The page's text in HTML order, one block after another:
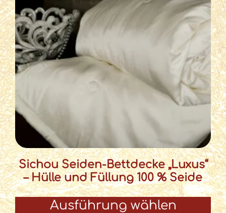
Sichou Seiden-Bettdecke „Luxus“
– Hülle und Füllung 100 % Seide
Ausführung wählen